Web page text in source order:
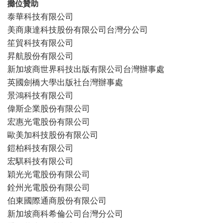
攤位贊助
泰華科技有限公司
美商康達科技股份有限公司台灣分公司
笙貿科技有限公司
昇航股份有限公司
新加坡商世界科技出版有限公司台灣辦事處
英國劍橋大學出版社台灣辦事處
景鴻科技有限公司
偉斯企業股份有限公司
宏惠光電股份有限公司
歐美加科技股份有限公司
鎧柏科技有限公司
宏騏科技有限公司
穎光光電股份有限公司
銓州光電股份有限公司
伯東國際通商股份有限公司
新加坡商科希倫公司台灣分公司